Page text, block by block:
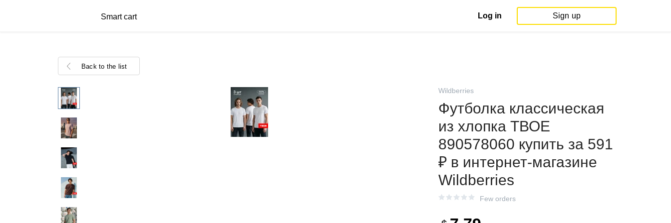
Smart cart Log in Sign up
Back to the list
Wildberries
Футболка классическая
из хлопка ТВОЕ
890578060 купить за 591
₽ в интернет‑магазине
Wildberries
Few orders